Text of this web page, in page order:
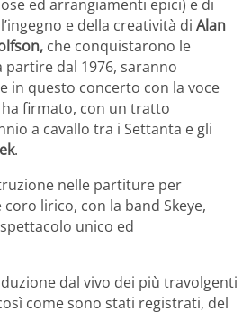
ed arrangiamenti epici) e di
e della creatività di Alan
che conquistarono le
partire dal 1976, saranno
in questo concerto con la voce
firmato, con un tratto
a cavallo tra i Settanta e gli
.
nelle partiture per
lirico, con la band Skeye,
unico ed
dal vivo dei più travolgenti
come sono stati registrati, del